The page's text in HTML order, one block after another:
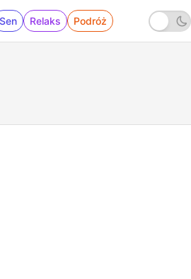
Sen Relaks Podróż